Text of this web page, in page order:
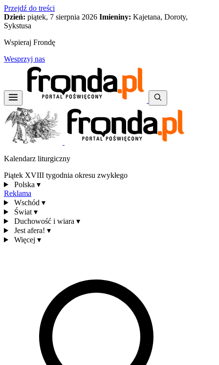
Przejdź do treści
Dzień: piątek, 7 sierpnia 2026 Imieniny: Kajetana, Doroty,
Sykstusa
Wspieraj Frondę
Wesprzyj nas
Kalendarz liturgiczny
Piątek XVIII tygodnia okresu zwykłego
Polska ▾
Reklama
Wschód ▾
Świat ▾
Duchowość i wiara ▾
Jest afera! ▾
Więcej ▾